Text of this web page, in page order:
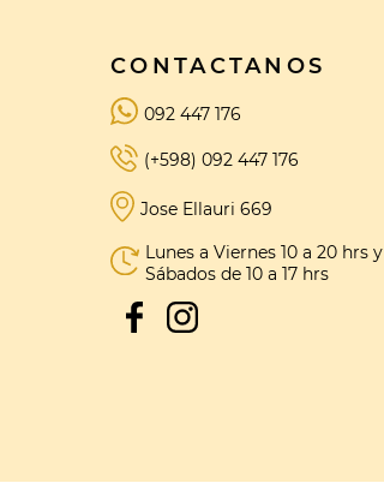
CONTACTANOS
092 447 176
(+598) 092 447 176
Jose Ellauri 669
Lunes a Viernes 10 a 20 hrs y
Sábados de 10 a 17 hrs